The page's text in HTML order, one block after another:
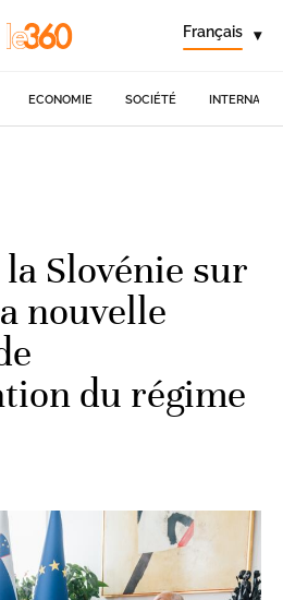
Français ▾
ECONOMIE SOCIÉTÉ
Slovénie sur
nouvelle
du régime